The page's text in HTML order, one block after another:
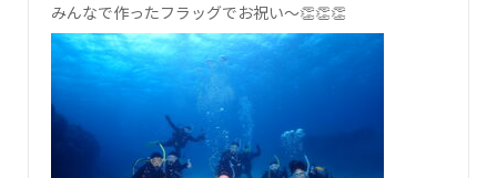
みんなで作ったフラッグでお祝い～👏👏👏